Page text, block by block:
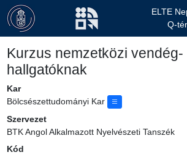
ELTE
Q-tér
Kurzus nemzetközi
hallgatóknak
Kar
Bölcsészettudományi Kar
Szervezet
BTK Angol Alkalmazott Nyelvészeti Tanszék
Kód